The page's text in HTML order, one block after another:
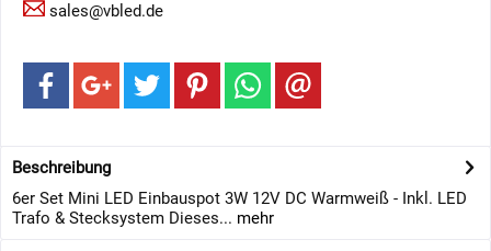
sales@vbled.de
Beschreibung
6er Set Mini LED Einbauspot 3W 12V DC Warmweiß - Inkl. LED
Trafo & Stecksystem Dieses... mehr